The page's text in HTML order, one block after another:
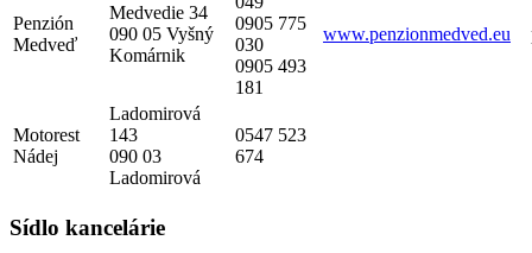
Penzión
Medveď
Medvedie 34
090 05 Vyšný
Komárnik
0905 775
030
0905 493
181
www.penzionmedved.eu
Motorest
Nádej
Ladomirová
143
090 03
Ladomirová
0547 523
674
Sídlo kancelárie